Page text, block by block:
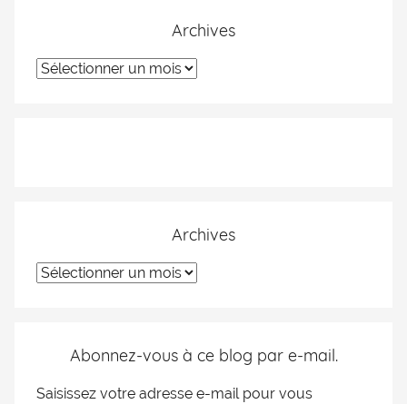
Archives
Archives
Abonnez-vous à ce blog par e-mail.
Saisissez votre adresse e-mail pour vous